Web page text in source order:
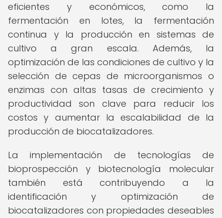
eficientes y económicos, como la
fermentación en lotes, la fermentación
continua y la producción en sistemas de
cultivo a gran escala. Además, la
optimización de las condiciones de cultivo y la
selección de cepas de microorganismos o
enzimas con altas tasas de crecimiento y
productividad son clave para reducir los
costos y aumentar la escalabilidad de la
producción de biocatalizadores.
La implementación de tecnologías de
bioprospección y biotecnología molecular
también está contribuyendo a la
identificación y optimización de
biocatalizadores con propiedades deseables